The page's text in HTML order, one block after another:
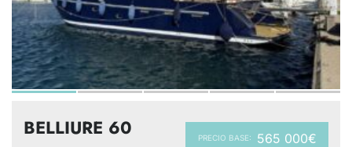
PRECIO BASE: 565 000€
BELLIURE 60